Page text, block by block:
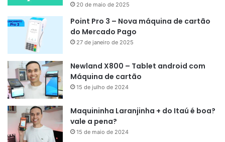
20 de maio de 2025
Point Pro 3 – Nova máquina de cartão
do Mercado Pago
27 de janeiro de 2025
Newland X800 – Tablet android com
Máquina de cartão
15 de julho de 2024
Maquininha Laranjinha + do Itaú é boa?
vale a pena?
15 de maio de 2024